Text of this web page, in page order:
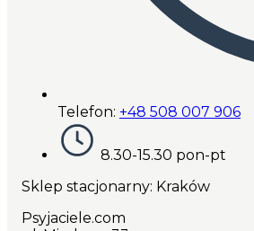
Telefon: +48 508 007 906
8.30-15.30 pon-pt
Sklep stacjonarny: Kraków
Psyjaciele.com